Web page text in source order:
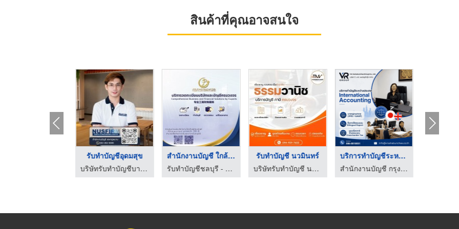
สินค้าที่คุณอาจสนใจ
รับทำบัญชีอุดมสุข
บริษัทรับทำบัญชีบางนา - สำนักงานบัญชีและกฎหมายเอ็นยูเอสเฟิร์ม
สำนักงานบัญชี ใกล้ฉั ...
รับทำบัญชีชลบุรี - พี ออดิท แอนด์ ลอว์
รับทำบัญชี นวมินทร์
บริษัทรับทำบัญชี นวมินทร์ - ธรรมวานิช
บริการทำบัญชีระหว่าง ...
สำนักงานบัญชี กรุงเทพ - วี อาร์ สหบัญชีกรุ๊ป